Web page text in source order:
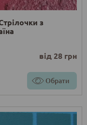
з
від 28 грн
Обрати